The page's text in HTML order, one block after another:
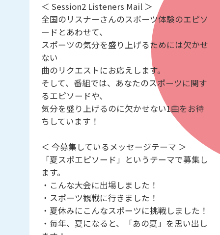
＜ Session2 Listeners Mail ＞
全国のリスナーさんのスポーツ体験のエピソ
ードとあわせて、
スポーツの気分を盛り上げるためには欠かせ
ない
曲のリクエストにお応えします。
そして、番組では、あなたのスポーツに関す
るエピソードや、
気分を盛り上げるのに欠かせない1曲をお待
ちしています！
＜ 今募集しているメッセージテーマ ＞
「夏スポエピソード」というテーマで募集し
ます。
・こんな大会に出場しました！
・スポーツ観戦に行きました！
・夏休みにこんなスポーツに挑戦しました！
・毎年、夏になると、「あの夏」を思い出し